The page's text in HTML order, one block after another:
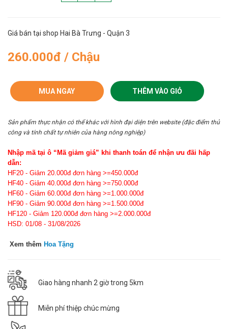
Giá bán tại shop Hai Bà Trưng - Quận 3
260.000đ / Chậu
MUA NGAY THÊM VÀO GIỎ
Sản phẩm thực nhận có thể khác với hình đại diện trên website (đặc điểm thủ
công và tính chất tự nhiên của hàng nông nghiệp)
Nhập mã tại ô “Mã giảm giá” khi thanh toán để nhận ưu đãi hấp
dẫn:
HF20 - Giảm 20.000đ đơn hàng >=450.000đ
HF40 - Giảm 40.000đ đơn hàng >=750.000đ
HF60 - Giảm 60.000đ đơn hàng >=1.000.000đ
HF90 - Giảm 90.000đ đơn hàng >=1.500.000đ
HF120 - Giảm 120.000đ đơn hàng >=2.000.000đ
HSD: 01/08 - 31/08/2026
Xem thêm Hoa Tặng
Giao hàng nhanh 2 giờ trong 5km
Miễn phí thiệp chúc mừng